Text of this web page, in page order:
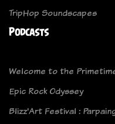
TripHop Soundscapes
Podcasts
Welcome to the
Epic Rock Odyssey
Blizz'Art Festival :